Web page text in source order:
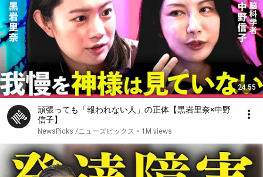
24:55
頑張っても「報われない人」の正体【黒岩里奈×中野
信子】
NewsPicks /ニューズピックス • 1M views